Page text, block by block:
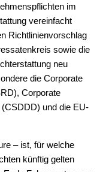
im
vereinfacht
Richtlinienvorschlag
sowie die
neu
die Corporate
Corporate
und die EU-
– ist, für welche
künftig gelten